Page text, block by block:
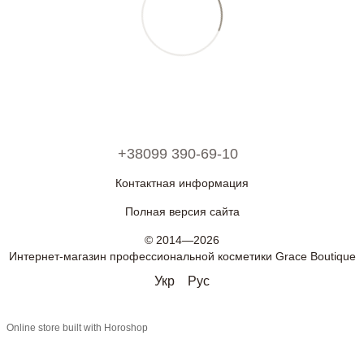
+38099 390-69-10
Контактная информация
Полная версия сайта
© 2014—2026
Интернет-магазин профессиональной косметики Grace Boutique
Укр Рус
Online store built with Horoshop